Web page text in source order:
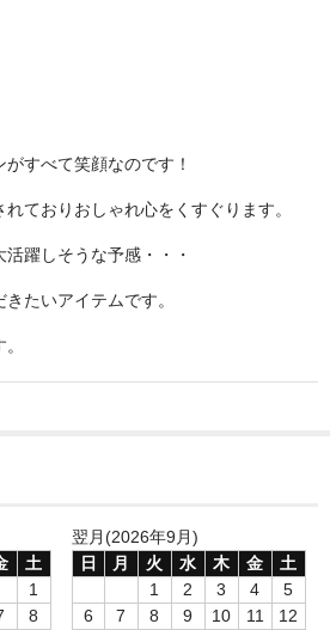
すべて笑顔なのです！
ておりおしゃれ心をくすぐります。
躍しそうな予感・・・
たいアイテムです。
土
1
8
翌月(2026年9月)
日
月 火 水 木 金
土
1
2 3 4
5
6
7 8 9 10 11
12